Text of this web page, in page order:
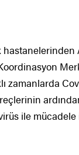
zamanlarda
ile